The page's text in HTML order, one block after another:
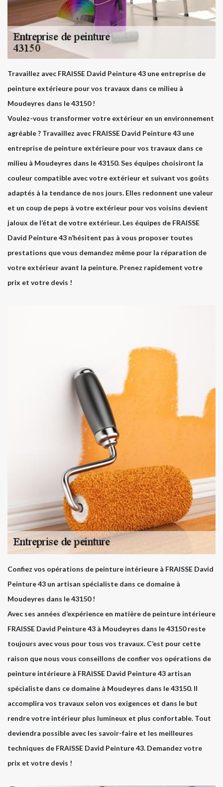
Travaillez avec FRAISSE David Peinture 43 une entreprise de
peinture extérieure pour vos travaux dans ce milieu à
Moudeyres dans le 43150 !
Voulez-vous transformer votre extérieur en un environnement
agréable ? Travaillez avec FRAISSE David Peinture 43 une
entreprise de peinture extérieure pour vos travaux dans ce
milieu à Moudeyres dans le 43150. Ses équipes choisiront la
couleur compatible avec votre extérieur et suivant vos goûts
adaptés à la tendance de nos jours. Elles redonnent une valeur
et un coup de peps à votre extérieur pour vos voisins devient
jaloux de l’état de votre extérieur. Les équipes de FRAISSE
David Peinture 43 n’hésitent pas à vous proposer toutes
prestations que vous demandez même pour la réparation de
votre extérieur avant la peinture. Prenez rapidement votre
prix et votre devis !
Confiez vos opérations de peinture intérieure à FRAISSE David
Peinture 43 un artisan spécialiste dans ce domaine à
Moudeyres dans le 43150 !
Avec ses années d’expérience en matière de peinture intérieure
FRAISSE David Peinture 43 à Moudeyres dans le 43150 reste
toujours avec vous pour tous vos travaux. C’est pour cette
raison que nous vous conseillons de confier vos opérations de
peinture intérieure à FRAISSE David Peinture 43 artisan
spécialiste dans ce domaine à Moudeyres dans le 43150. Il
accomplira vos travaux selon vos exigences et dans le but
rendre votre intérieur plus lumineux et plus confortable. Tout
deviendra possible avec les savoir-faire et les meilleures
techniques de FRAISSE David Peinture 43. Demandez votre
prix et votre devis !